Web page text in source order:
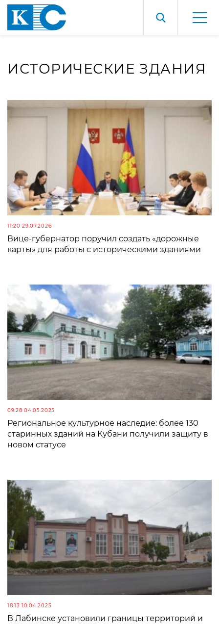
ИСТОРИЧЕСКИЕ ЗДАНИЯ
11:20 29.07.2026
Вице-губернатор поручил создать «дорожные
карты» для работы с историческими зданиями
09:28 04.05.2025
Региональное культурное наследие: более 130
старинных зданий на Кубани получили защиту в
новом статусе
18:13 10.04.2025
В Лабинске установили границы территорий и